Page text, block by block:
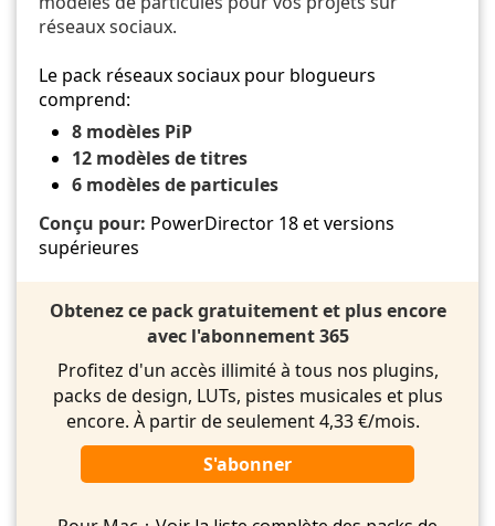
réseaux sociaux.
Le pack réseaux sociaux pour blogueurs
comprend:
8 modèles PiP
12 modèles de titres
6 modèles de particules
Conçu pour: PowerDirector 18 et versions
supérieures
Obtenez ce pack gratuitement et plus encore
avec l'abonnement 365
Profitez d'un accès illimité à tous nos plugins,
packs de design, LUTs, pistes musicales et plus
encore. À partir de seulement 4,33 €/mois.
S'abonner